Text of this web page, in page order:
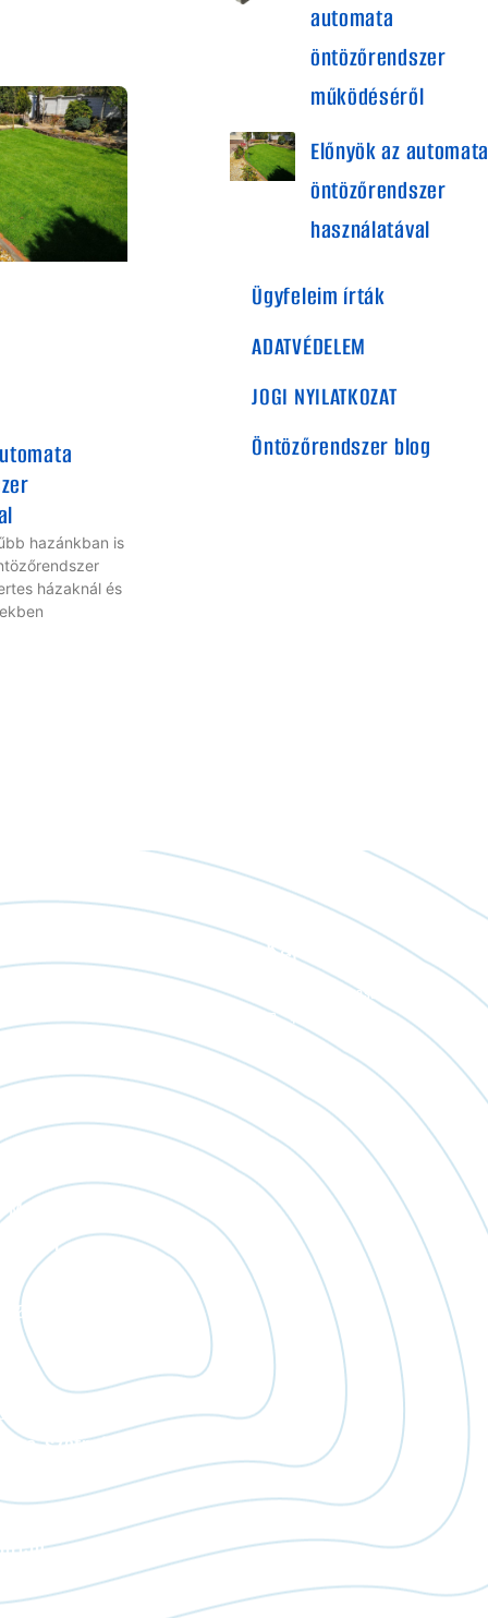
hazánkban is
házaknál és
automata
öntözőrendszer
működéséről
Előnyök az automata
öntözőrendszer
használatával
Ügyfeleim írták
ADATVÉDELEM
JOGI NYILATKOZAT
Öntözőrendszer blog
Abaúj-Zemplén
Moson-Sopron
Bihar
Nagykun-Szolnok
Szatmár-Bereg
Kapcsolat
krisztian@esomester.hu
+36 30/533 6665